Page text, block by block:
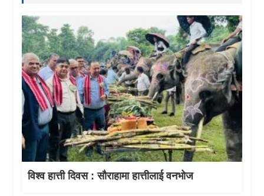
विश्व हात्ती दिवस : सौराहामा हात्तीलाई वनभोज